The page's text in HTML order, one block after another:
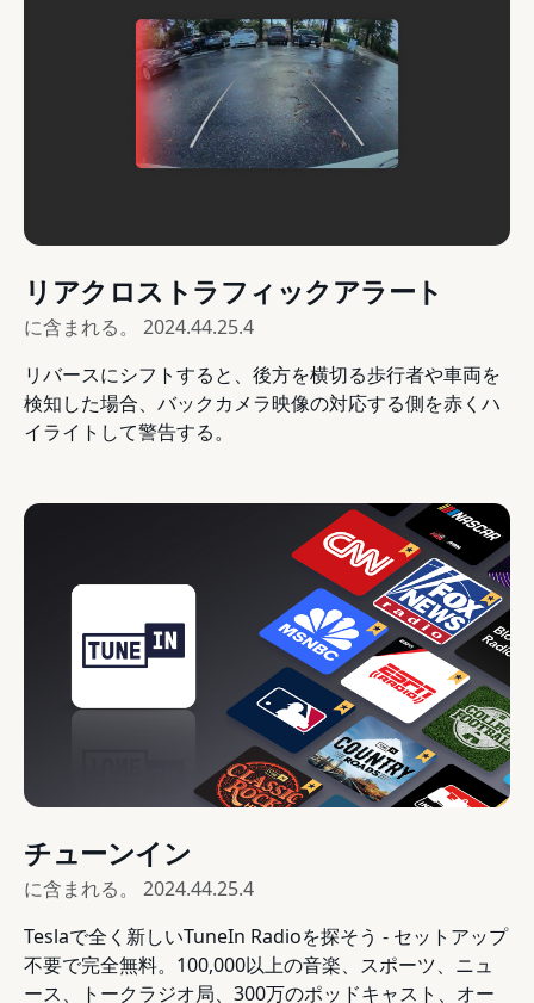
リアクロストラフィックアラート
に含まれる。 2024.44.25.4
リバースにシフトすると、後方を横切る歩行者や車両を
検知した場合、バックカメラ映像の対応する側を赤くハ
イライトして警告する。
チューンイン
に含まれる。 2024.44.25.4
Teslaで全く新しいTuneIn Radioを探そう - セットアップ
不要で完全無料。100,000以上の音楽、スポーツ、ニュ
ース、トークラジオ局、300万のポッドキャスト、オー